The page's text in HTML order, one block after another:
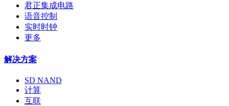
君正集成电路
语音控制
实时时钟
更多
解决方案
SD NAND
计算
互联